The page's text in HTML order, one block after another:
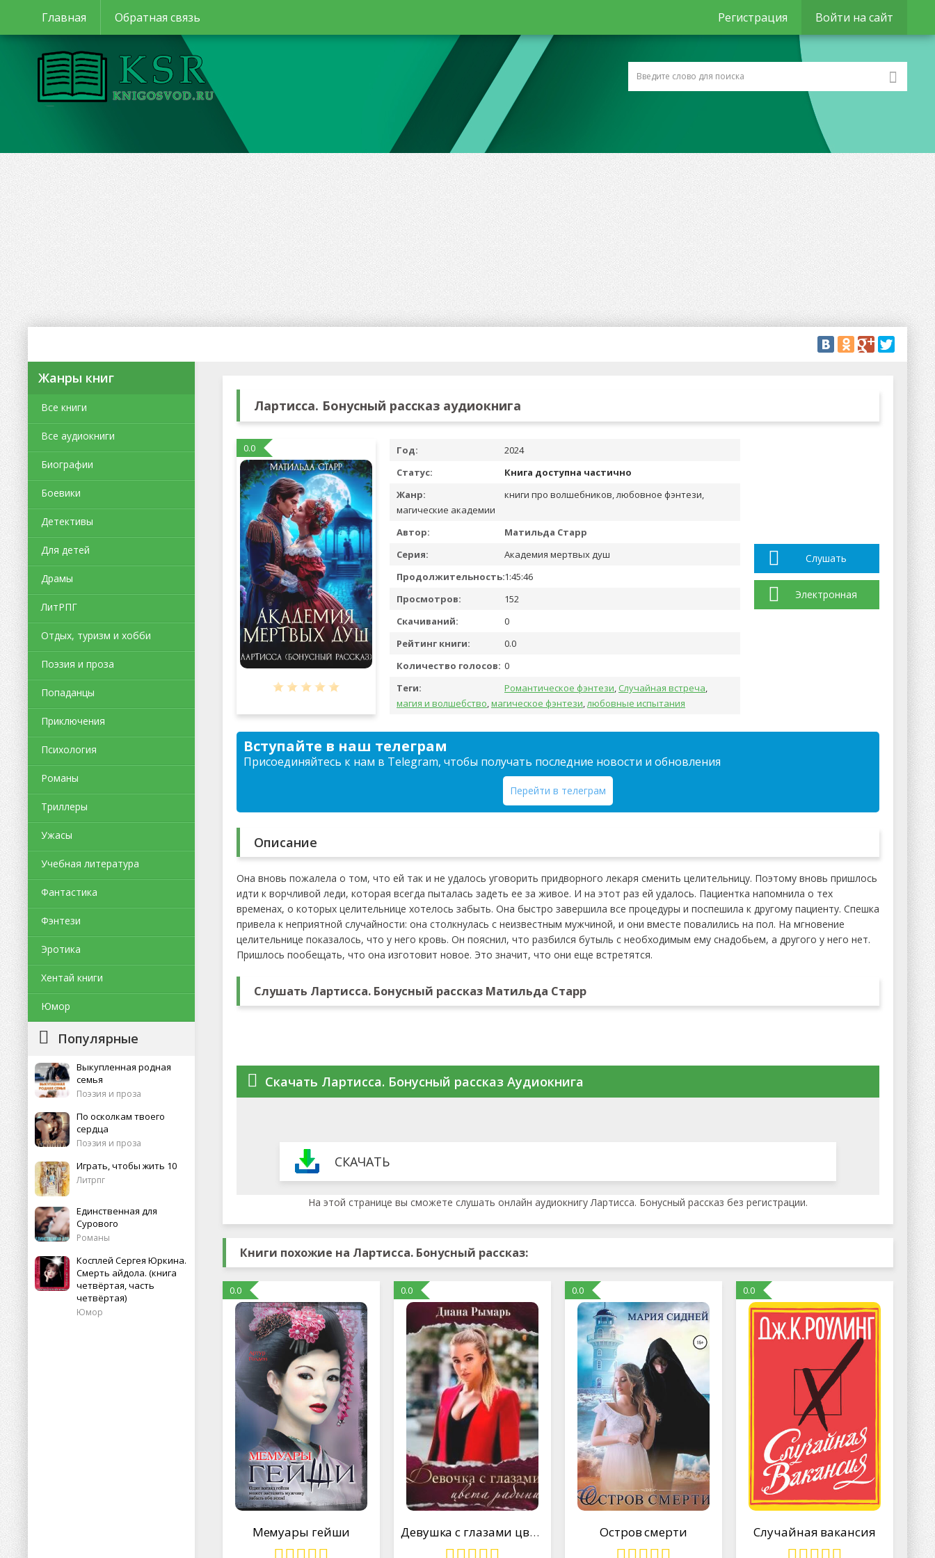
Главная Обратная связь Регистрация Войти на сайт
Жанры книг
Все книги
Все аудиокниги
Биографии
Боевики
Детективы
Для детей
Драмы
ЛитРПГ
Отдых, туризм и хобби
Поэзия и проза
Попаданцы
Приключения
Психология
Романы
Триллеры
Ужасы
Учебная литература
Фантастика
Фэнтези
Эротика
Хентай книги
Юмор
Популярные
Выкупленная родная
семья
Поэзия и проза
По осколкам твоего
сердца
Поэзия и проза
Играть, чтобы жить 10
Литрпг
Единственная для
Сурового
Романы
Косплей Сергея Юркина.
Смерть айдола. (книга
четвёртая, часть
четвёртая)
Юмор
Лартисса. Бонусный рассказ аудиокнига
0.0 Год:
2024
Статус:
Книга доступна частично
Жанр:
книги про волшебников, любовное фэнтези,
магические академии
Автор:
Матильда Старр
Серия:
Академия мертвых душ
Продолжительность:1:45:46
Просмотров:
152
Скачиваний:
0
Рейтинг книги:
0.0
Количество голосов: 0
Теги:
Романтическое фэнтези, Случайная встреча,
магия и волшебство,магическое фэнтези,любовные испытания
Слушать
Электронная
Вступайте в наш телеграм
Присоединяйтесь к нам в Telegram, чтобы получать последние новости и обновления
Перейти в телеграм
Описание
Она вновь пожалела о том, что ей так и не удалось уговорить придворного лекаря сменить целительницу. Поэтому вновь пришлось
идти к ворчливой леди, которая всегда пыталась задеть ее за живое. И на этот раз ей удалось. Пациентка напомнила о тех
временах, о которых целительнице хотелось забыть. Она быстро завершила все процедуры и поспешила к другому пациенту. Спешка
привела к неприятной случайности: она столкнулась с неизвестным мужчиной, и они вместе повалились на пол. На мгновение
целительнице показалось, что у него кровь. Он пояснил, что разбился бутыль с необходимым ему снадобьем, а другого у него нет.
Пришлось пообещать, что она изготовит новое. Это значит, что они еще встретятся.
Слушать Лартисса. Бонусный рассказ Матильда Старр
Скачать Лартисса. Бонусный рассказ Аудиокнига
СКАЧАТЬ
На этой странице вы сможете слушать онлайн аудиокнигу Лартисса. Бонусный рассказ без регистрации.
Книги похожие на Лартисса. Бонусный рассказ:
0.0
Мемуары гейши
0.0
Девушка с глазами цвета рабыни
0.0
Остров смерти
0.0
Случайная вакансия